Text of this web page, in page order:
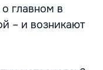
главном в
– и возникают